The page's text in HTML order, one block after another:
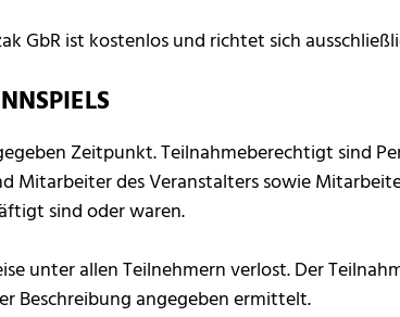
GbR ist kostenlos und richtet sich
Zeitpunkt. Teilnahmeberechtigt sind
Mitarbeiter des Veranstalters sowie
sind oder waren.
unter allen Teilnehmern verlost. Der
Beschreibung angegeben ermittelt.